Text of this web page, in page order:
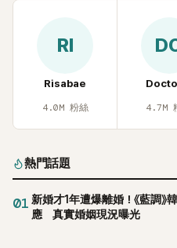
RI
Risabae
4.0M 粉絲 4.7M
熱門話題
01 新婚才1年遭爆離婚！《藍調》
應 真實婚姻現況曝光